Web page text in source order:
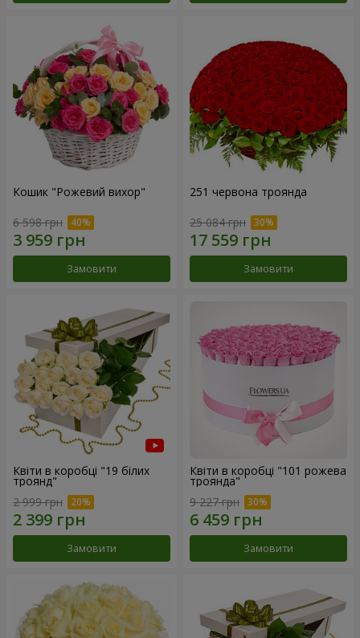
Кошик "Рожевий вихор"
6 598 грн
Замовити
251 червона троянда
25 084 грн
Замовити
Квіти в коробці "19 білих
троянд"
2 999 грн
Замовити
Квіти в коробці "101 рожева
троянда"
9 227 грн
Замовити